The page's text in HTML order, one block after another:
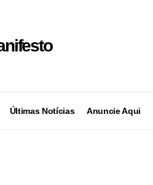
Últimas Notícias Anuncie Aqui